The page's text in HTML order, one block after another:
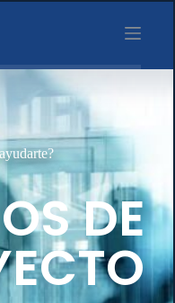
DE